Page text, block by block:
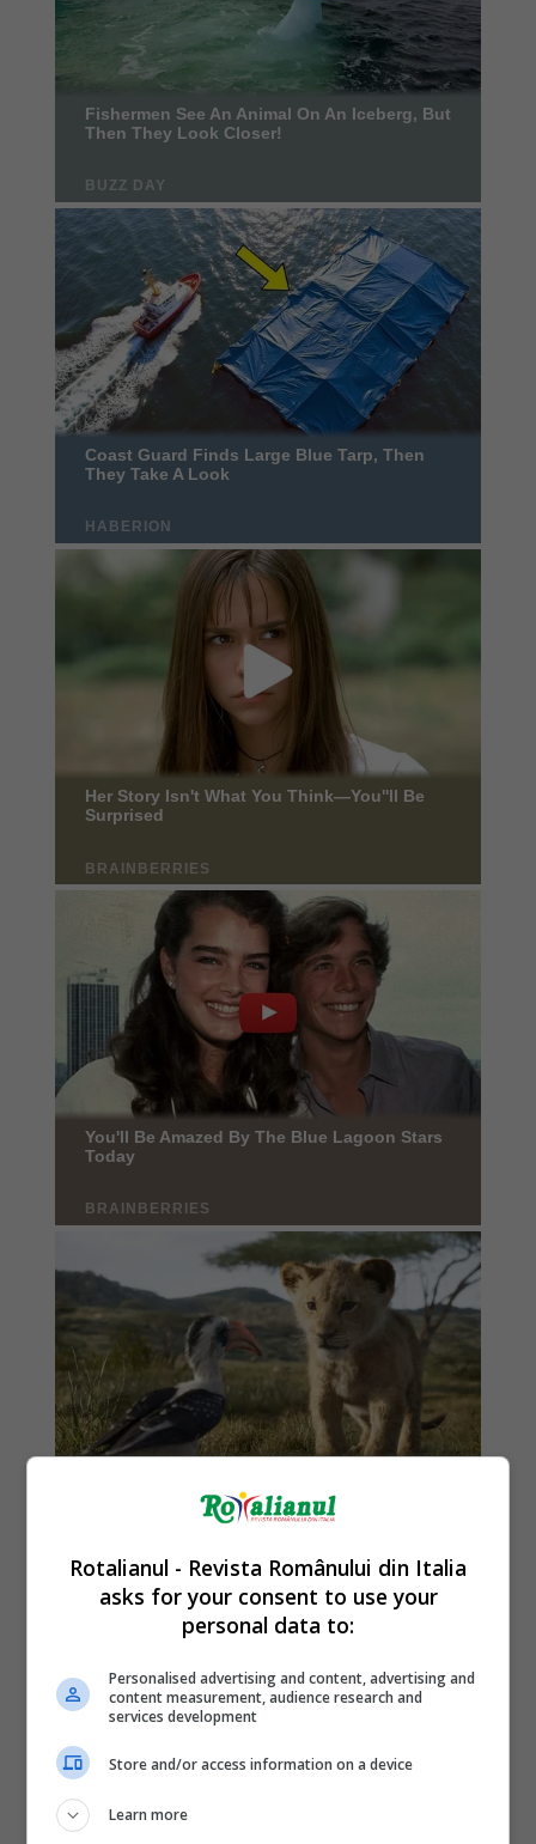
Rotalianul - Revista Românului din Italia
asks for your consent to use your
personal data to:
Personalised advertising and content, advertising and
content measurement, audience research and
services development
Store and/or access information on a device
Learn more